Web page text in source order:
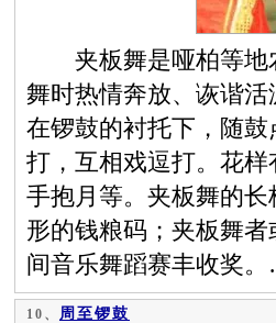
夹板舞是哑柏等地
舞时热情奔放、诙谐
在锣鼓的衬托下，随
打，互相戏逗打。花
手抱月等。夹板舞的
形的钱粮码；夹板舞
间音乐舞蹈赛丰收奖
10、 周至锣鼓